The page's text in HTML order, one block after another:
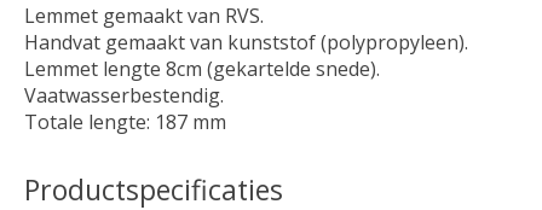
Lemmet gemaakt van RVS.
Handvat gemaakt van kunststof (polypropyleen).
Lemmet lengte 8cm (gekartelde snede).
Vaatwasserbestendig.
Totale lengte: 187 mm
Productspecificaties